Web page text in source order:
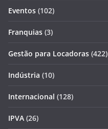
Eventos (102)
Franquias (3)
Gestão para Locadoras (422)
Indústria (10)
Internacional (128)
IPVA (26)